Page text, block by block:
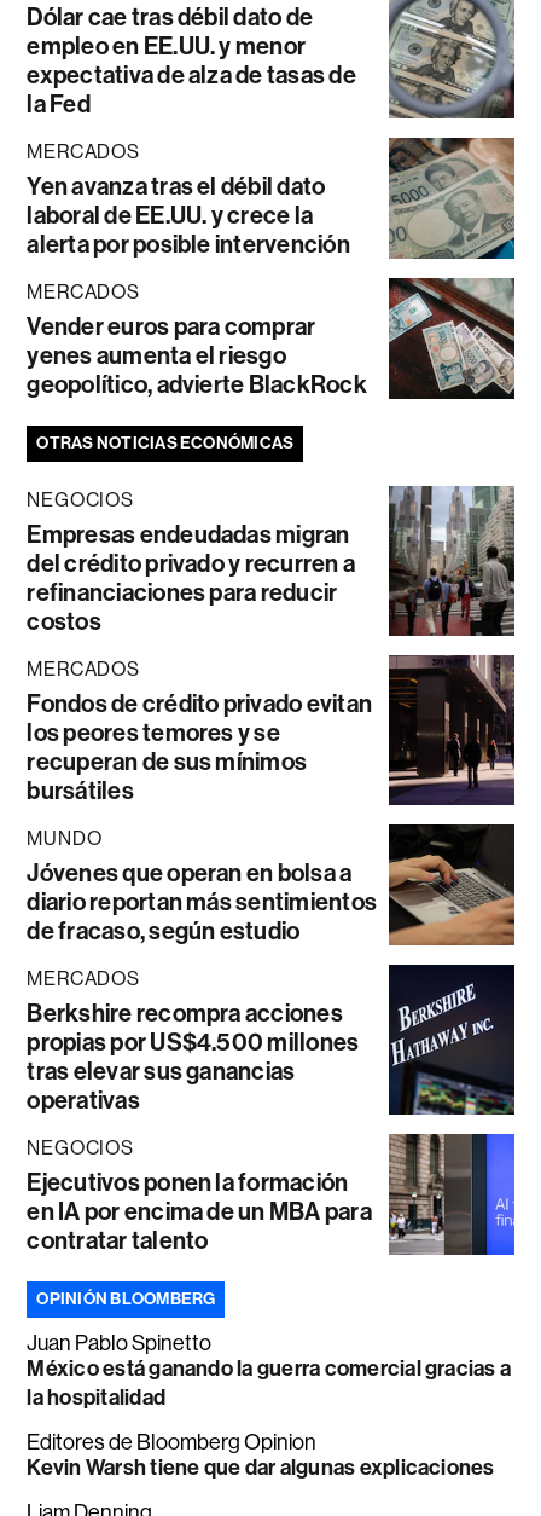
Dólar cae tras débil dato de
empleo en EE.UU. y menor
expectativa de alza de tasas de
la Fed
MERCADOS
Yen avanza tras el débil dato
laboral de EE.UU. y crece la
alerta por posible intervención
MERCADOS
Vender euros para comprar
yenes aumenta el riesgo
geopolítico, advierte BlackRock
OTRAS NOTICIAS ECONÓMICAS
NEGOCIOS
Empresas endeudadas migran
del crédito privado y recurren a
refinanciaciones para reducir
costos
MERCADOS
Fondos de crédito privado evitan
los peores temores y se
recuperan de sus mínimos
bursátiles
MUNDO
Jóvenes que operan en bolsa a
diario reportan más sentimientos
de fracaso, según estudio
MERCADOS
Berkshire recompra acciones
propias por US$4.500 millones
tras elevar sus ganancias
operativas
NEGOCIOS
Ejecutivos ponen la formación
en IA por encima de un MBA para
contratar talento
OPINIÓN BLOOMBERG
Juan Pablo Spinetto
México está ganando la guerra comercial gracias a
la hospitalidad
Editores de Bloomberg Opinion
Kevin Warsh tiene que dar algunas explicaciones